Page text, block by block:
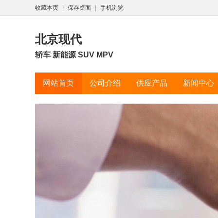
收藏本页 保存桌面 手机浏览
北京现代
轿车 新能源 SUV MPV
网站首页 公司介绍 供应产品 新闻中心